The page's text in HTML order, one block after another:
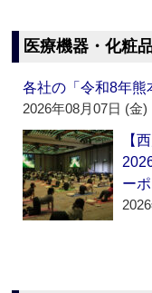
医療機器・化粧
各社の「令和8年熊
2026年08月07日 (金)
【
ー